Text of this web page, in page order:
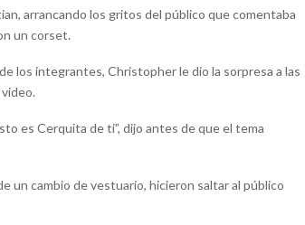
arrancando los gritos del público que comentaba
un corset.
los integrantes, Christopher le dio la sorpresa a las
es Cerquita de ti”, dijo antes de que el tema
un cambio de vestuario, hicieron saltar al público